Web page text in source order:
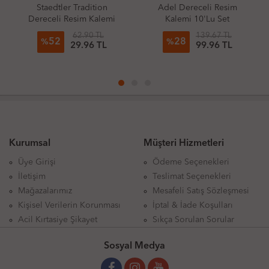
Staedtler Tradition
Dereceli Resim Kalemi
%52
62.90 TL
29.96 TL
Adel Dereceli Resim
Kalemi 10'Lu Set
%28
139.67 TL
99.96 TL
Kurumsal
Üye Girişi
İletişim
Mağazalarımız
Kişisel Verilerin Korunması
Acil Kırtasiye Şikayet
Müşteri Hizmetleri
Ödeme Seçenekleri
Teslimat Seçenekleri
Mesafeli Satış Sözleşmesi
İptal & İade Koşulları
Sıkça Sorulan Sorular
Sosyal Medya